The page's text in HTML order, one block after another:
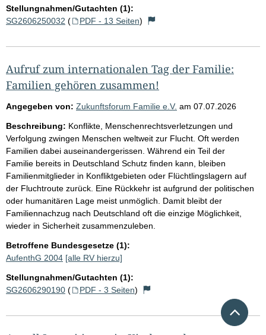
Stellungnahmen/Gutachten (1):
SG2606250032 ( PDF - 13 Seiten)
Aufruf zum internationalen Tag der Familie:
Familien gehören zusammen!
Angegeben von: Zukunftsforum Familie e.V. am 07.07.2026
Beschreibung: Konflikte, Menschenrechtsverletzungen und
Verfolgung zwingen Menschen weltweit zur Flucht. Oft werden
Familien dabei auseinandergerissen. Während ein Teil der
Familie bereits in Deutschland Schutz finden kann, bleiben
Familienmitglieder in Konfliktgebieten oder Flüchtlingslagern auf
der Fluchtroute zurück. Eine Rückkehr ist aufgrund der politischen
oder humanitären Lage meist unmöglich. Damit bleibt der
Familiennachzug nach Deutschland oft die einzige Möglichkeit,
wieder in Sicherheit zusammenzuleben.
Betroffene Bundesgesetze (1):
AufenthG 2004 [alle RV hierzu]
Stellungnahmen/Gutachten (1):
SG2606290190 ( PDF - 3 Seiten)